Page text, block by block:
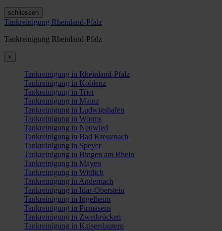
schliessen
Tankreinigung Rheinland-Pfalz
Tankreinigung Rheinland-Pfalz
×
Tankreinigung in Rheinland-Pfalz
Tankreinigung in Koblenz
Tankreinigung in Trier
Tankreinigung in Mainz
Tankreinigung in Ludwigshafen
Tankreinigung in Worms
Tankreinigung in Neuwied
Tankreinigung in Bad Kreuznach
Tankreinigung in Speyer
Tankreinigung in Bingen am Rhein
Tankreinigung in Mayen
Tankreinigung in Wittlich
Tankreinigung in Andernach
Tankreinigung in Idar-Oberstein
Tankreinigung in Ingelheim
Tankreinigung in Pirmasens
Tankreinigung in Zweibrücken
Tankreinigung in Kaiserslautern